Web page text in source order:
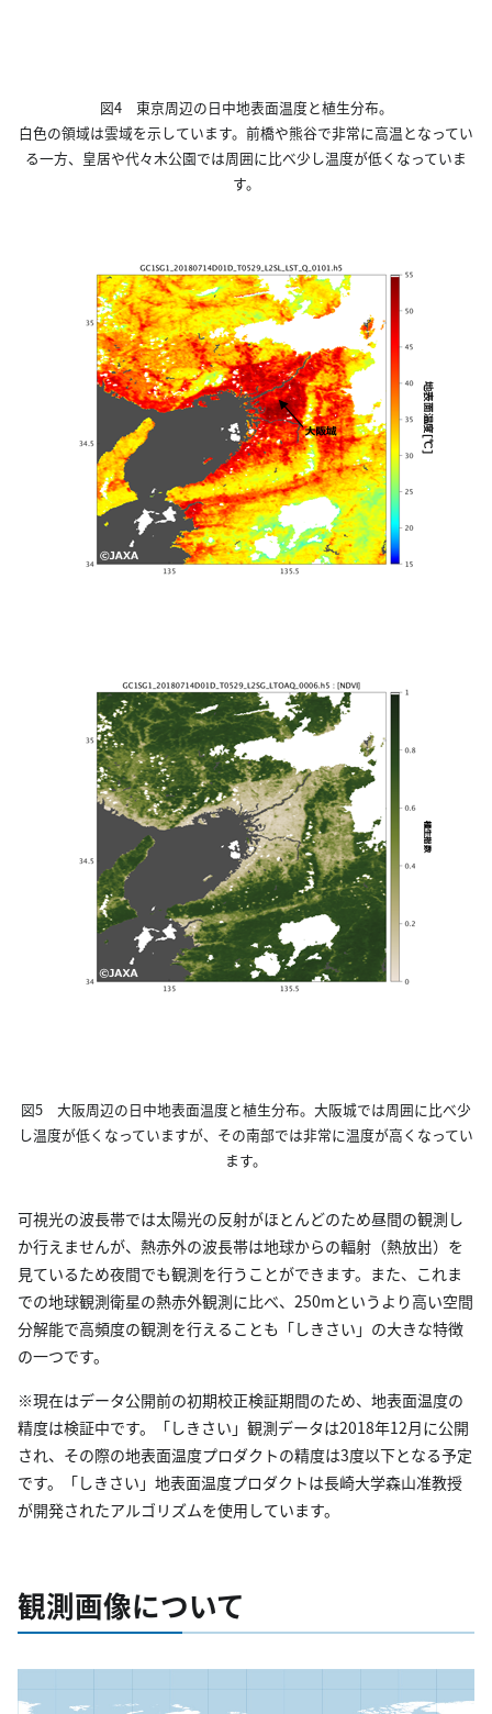
図4 東京周辺の日中地表面温度と植生分布。
白色の領域は雲域を示しています。前橋や熊谷で非常に高温となってい
る一方、皇居や代々木公園では周囲に比べ少し温度が低くなっていま
す。
図5 大阪周辺の日中地表面温度と植生分布。大阪城では周囲に比べ少
し温度が低くなっていますが、その南部では非常に温度が高くなってい
ます。
可視光の波長帯では太陽光の反射がほとんどのため昼間の観測し
か行えませんが、熱赤外の波長帯は地球からの輻射（熱放出）を
見ているため夜間でも観測を行うことができます。また、これま
での地球観測衛星の熱赤外観測に比べ、250mというより高い空間
分解能で高頻度の観測を行えることも「しきさい」の大きな特徴
の一つです。
※現在はデータ公開前の初期校正検証期間のため、地表面温度の
精度は検証中です。「しきさい」観測データは2018年12月に公開
され、その際の地表面温度プロダクトの精度は3度以下となる予定
です。「しきさい」地表面温度プロダクトは長崎大学森山准教授
が開発されたアルゴリズムを使用しています。
観測画像について